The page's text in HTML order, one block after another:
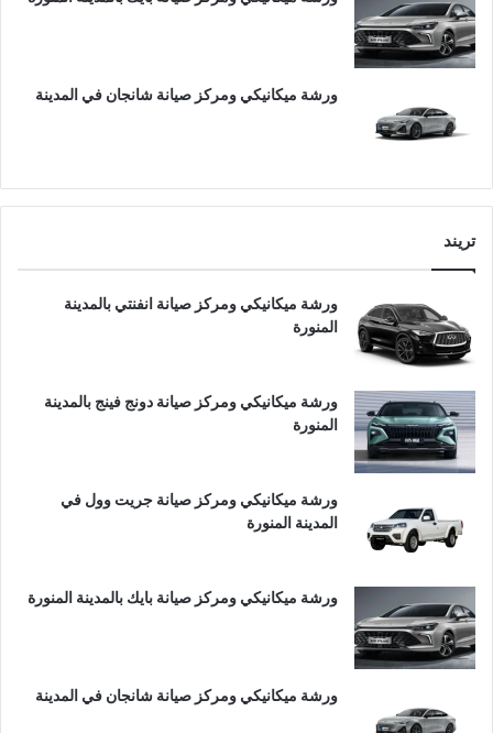
ورشة ميكانيكي ومركز صيانة شانجان في المدينة
تريند
ورشة ميكانيكي ومركز صيانة انفنتي بالمدينة
المنورة
ورشة ميكانيكي ومركز صيانة دونج فينج بالمدينة
المنورة
ورشة ميكانيكي ومركز صيانة جريت وول في
المدينة المنورة
ورشة ميكانيكي ومركز صيانة بايك بالمدينة المنورة
ورشة ميكانيكي ومركز صيانة شانجان في المدينة